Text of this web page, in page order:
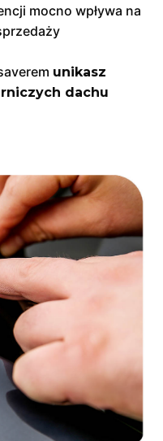
mocno wpływa na
unikasz
dachu